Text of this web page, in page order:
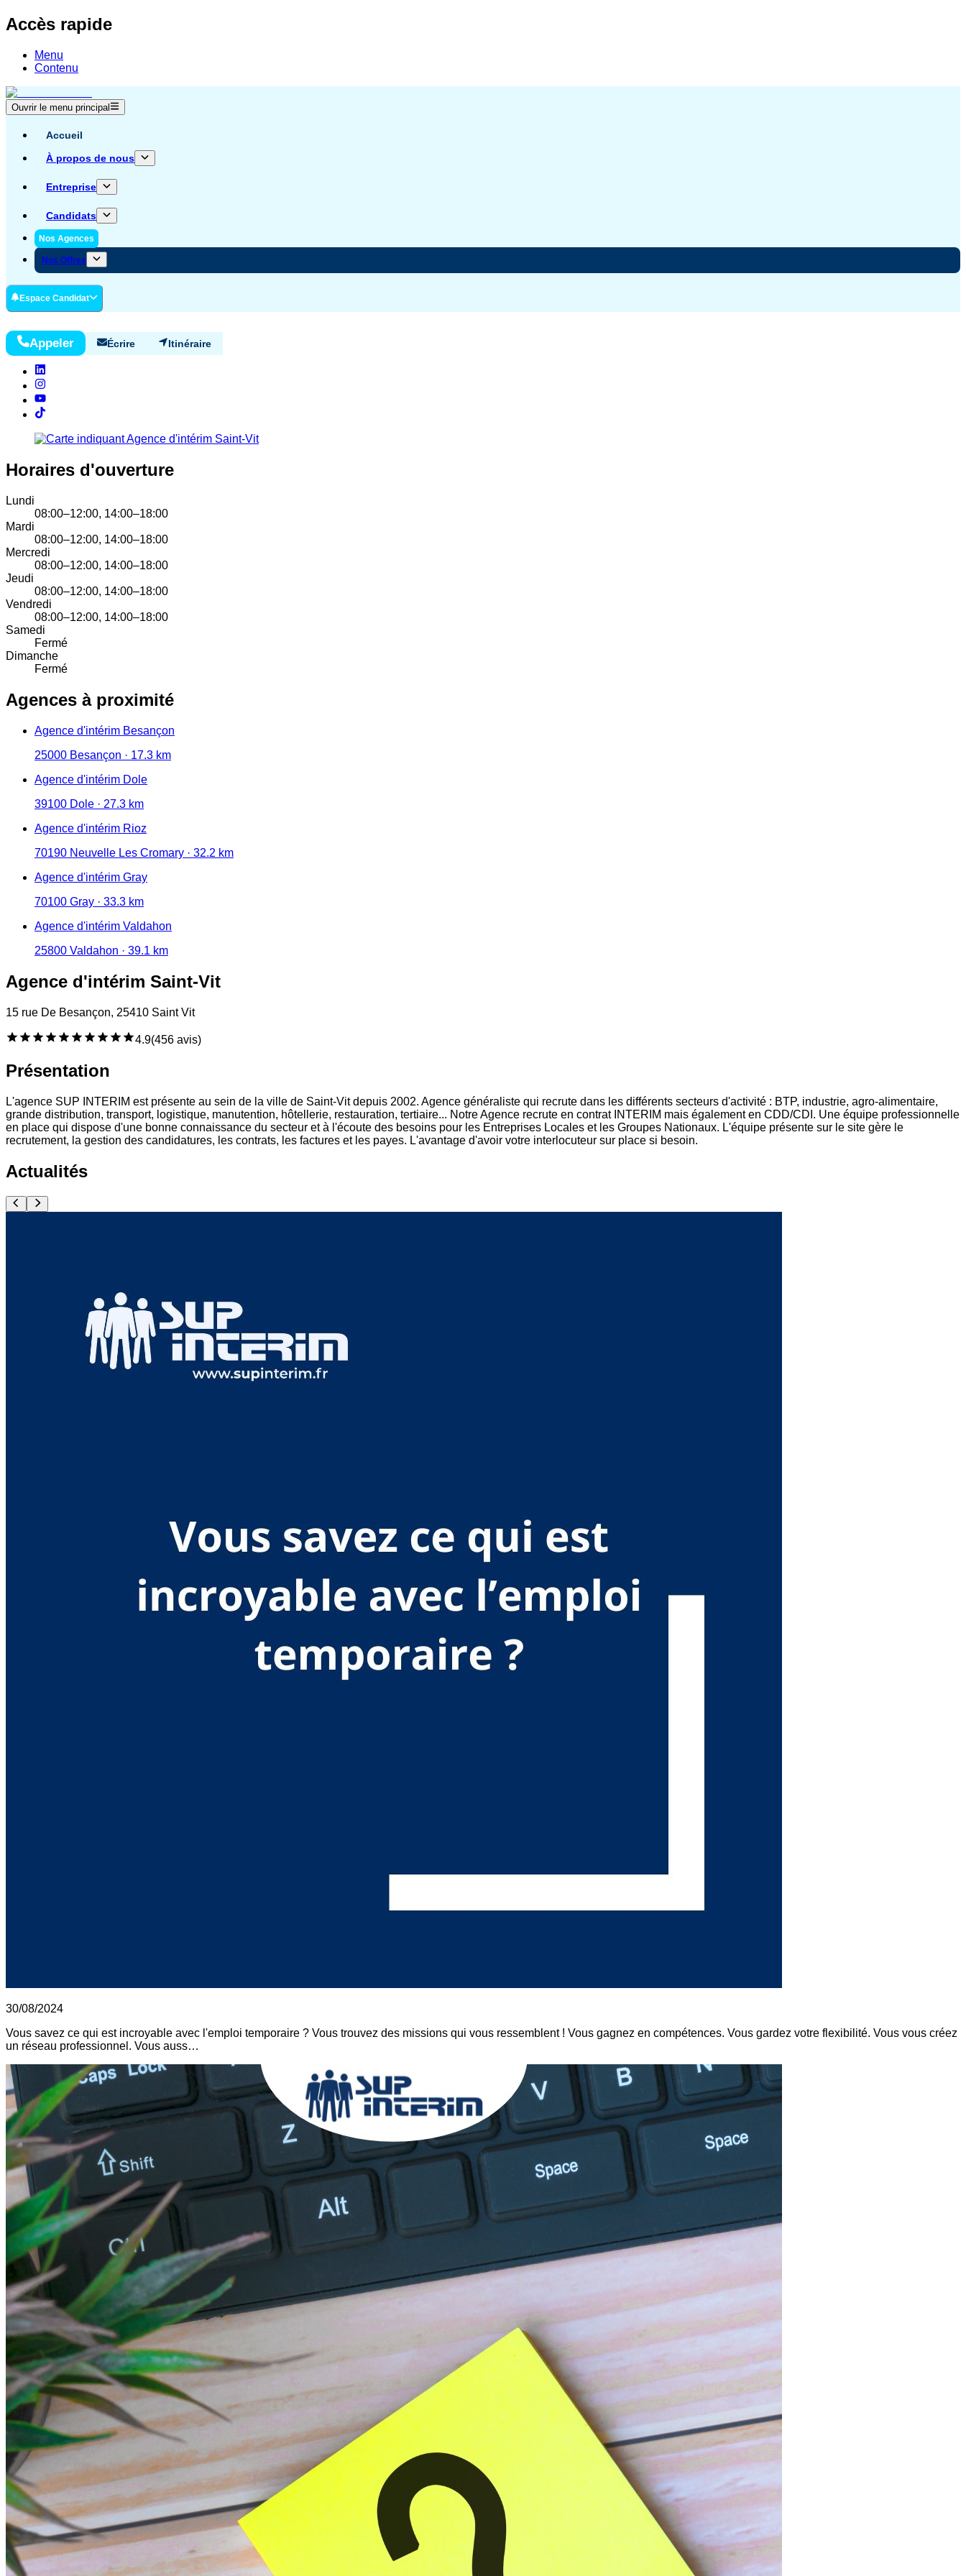
Accès rapide
Menu
Contenu
Ouvrir le menu principal
Accueil
À propos de nous
Entreprise
Candidats
Nos Agences
Nos Offres
Espace Candidat
Appeler Écrire Itinéraire
Horaires d'ouverture
Lundi
08:00–12:00, 14:00–18:00
Mardi
08:00–12:00, 14:00–18:00
Mercredi
08:00–12:00, 14:00–18:00
Jeudi
08:00–12:00, 14:00–18:00
Vendredi
08:00–12:00, 14:00–18:00
Samedi
Fermé
Dimanche
Fermé
Agences à proximité
Agence d'intérim Besançon
25000 Besançon · 17.3 km
Agence d'intérim Dole
39100 Dole · 27.3 km
Agence d'intérim Rioz
70190 Neuvelle Les Cromary · 32.2 km
Agence d'intérim Gray
70100 Gray · 33.3 km
Agence d'intérim Valdahon
25800 Valdahon · 39.1 km
Agence d'intérim Saint-Vit
15 rue De Besançon, 25410 Saint Vit
4.9(456 avis)
Présentation
L'agence SUP INTERIM est présente au sein de la ville de Saint-Vit depuis 2002. Agence généraliste qui recrute dans les différents secteurs d'activité : BTP, industrie, agro-alimentaire,
grande distribution, transport, logistique, manutention, hôtellerie, restauration, tertiaire... Notre Agence recrute en contrat INTERIM mais également en CDD/CDI. Une équipe professionnelle
en place qui dispose d'une bonne connaissance du secteur et à l'écoute des besoins pour les Entreprises Locales et les Groupes Nationaux. L'équipe présente sur le site gère le
recrutement, la gestion des candidatures, les contrats, les factures et les payes. L'avantage d'avoir votre interlocuteur sur place si besoin.
Actualités
30/08/2024
Vous savez ce qui est incroyable avec l'emploi temporaire ? Vous trouvez des missions qui vous ressemblent ! Vous gagnez en compétences. Vous gardez votre flexibilité. Vous vous créez
un réseau professionnel. Vous auss…